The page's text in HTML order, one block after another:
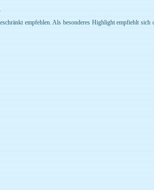
empfehlen. Als besonderes Highlight empfiehlt sich